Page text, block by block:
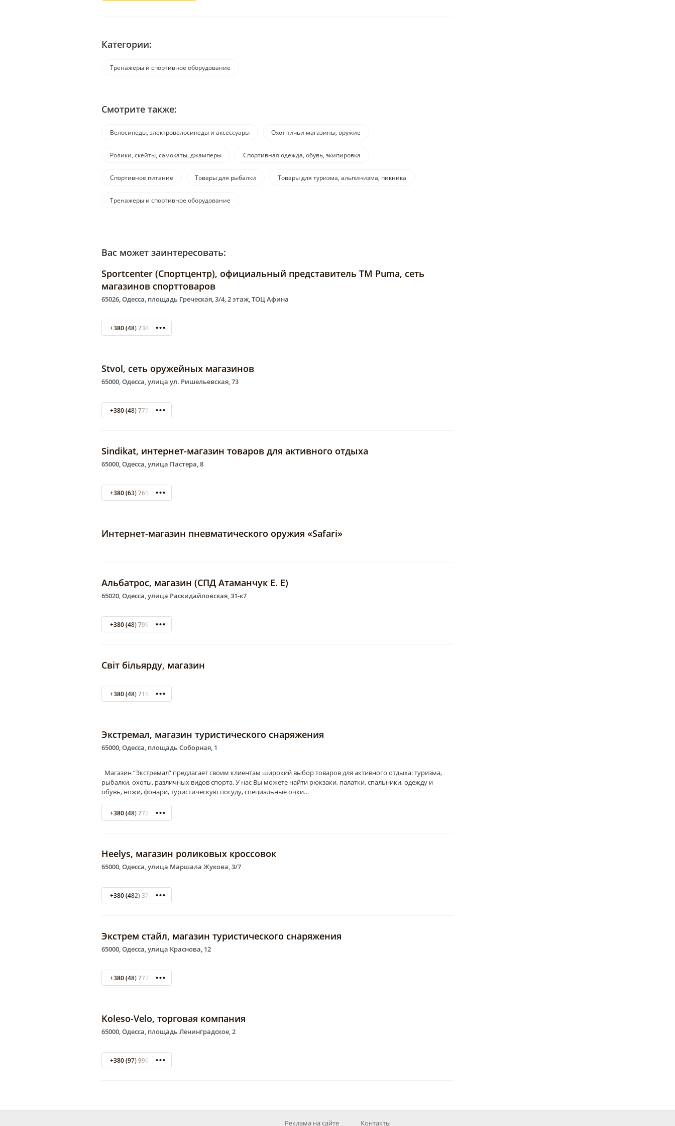
Категории:
Тренажеры и спортивное оборудование
Смотрите также:
Велосипеды, электровелосипеды и аксессуары Охотничьи магазины, оружие
Ролики, скейты, самокаты, джамперы Спортивная одежда, обувь, экипировка
Спортивное питание Товары для рыбалки Товары для туризма, альпинизма, пикника
Тренажеры и спортивное оборудование
Вас может заинтересовать:
Sportcenter (Спортцентр), официальный представитель ТМ Puma, сеть
магазинов спорттоваров
65026, Одесса, площадь Греческая, 3/4, 2 этаж, ТОЦ Афина
+380 (48) 738-44-31
Stvol, сеть оружейных магазинов
65000, Одесса, улица ул. Ришельевская, 73
+380 (48) 777 42 84
Sindikat, интернет-магазин товаров для активного отдыха
65000, Одесса, улица Пастера, 8
+380 (63) 765-59-49
Интернет-магазин пневматического оружия «Safari»
Альбатрос, магазин (СПД Атаманчук Е. Е)
65020, Одесса, улица Раскидайловская, 31-к7
+380 (48) 798-11-67
Світ більяр­ду, ма­га­зин
+380 (48) 715-00-07
Экстремал, магазин туристического снаряжения
65000, Одесса, площадь Соборная, 1
Магазин “Экстремал” предлагает своим клиентам широкий выбор товаров для активного отдыха: туризма,
рыбалки, охоты, различных видов спорта. У нас Вы можете найти рюкзаки, палатки, спальники, одежду и
обувь, ножи, фонари, туристическую посуду, специальные очки…
+380 (48) 772-83-48
Heelys, ма­га­зин ро­ли­ко­вых крос­со­вок
65000, Одесса, улица Маршала Жукова, 3/7
+380 (482) 37-37-04
Экстрем стайл, магазин туристического снаряжения
65000, Одесса, улица Краснова, 12
+380 (48) 777-16-66
Koleso-Velo, торговая компания
65000, Одесса, площадь Ленинградское, 2
+380 (97) 996-21-01
Реклама на сайте Контакты